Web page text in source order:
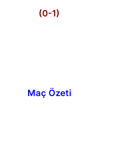
(0-1)
Maç Özeti